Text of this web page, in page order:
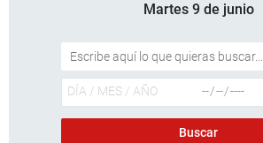
Martes 9 de junio